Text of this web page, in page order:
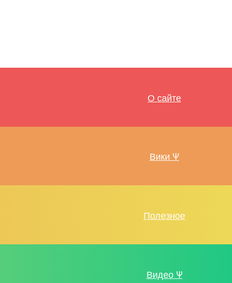
О сайте
Вики Ψ
Полезное
Видео Ψ